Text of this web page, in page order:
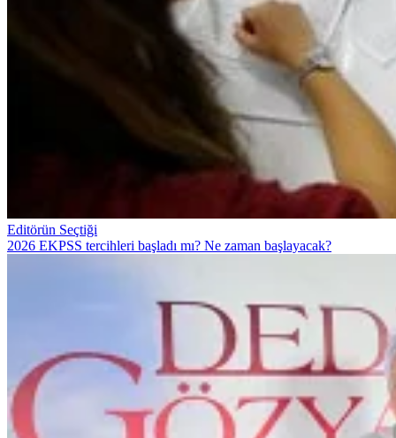
Editörün Seçtiği
2026 EKPSS tercihleri başladı mı? Ne zaman başlayacak?